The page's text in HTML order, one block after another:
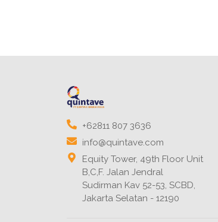
+62811 807 3636
info@quintave.com
Equity Tower, 49th Floor Unit
B,C,F. Jalan Jendral
Sudirman Kav 52-53, SCBD,
Jakarta Selatan - 12190